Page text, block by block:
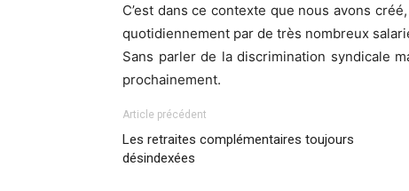
C’est dans ce contexte que nous avons
quotidiennement par de très nombreux
Sans parler de la discrimination syndicale
prochainement.
Article précédent
Les retraites complémentaires toujours
désindexées